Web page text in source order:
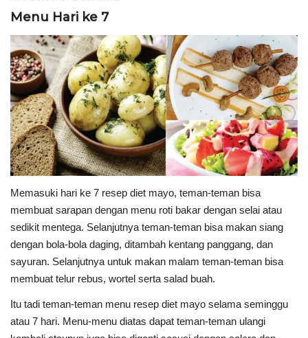
Menu Hari ke 7
Memasuki hari ke 7 resep diet mayo, teman-teman bisa
membuat sarapan dengan menu roti bakar dengan selai atau
sedikit mentega. Selanjutnya teman-teman bisa makan siang
dengan bola-bola daging, ditambah kentang panggang, dan
sayuran. Selanjutnya untuk makan malam teman-teman bisa
membuat telur rebus, wortel serta salad buah.
Itu tadi teman-teman menu resep diet mayo selama seminggu
atau 7 hari. Menu-menu diatas dapat teman-teman ulangi